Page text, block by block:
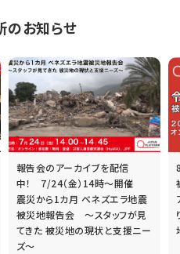
のお知らせ
報告会のアーカイブを配信
中！ 7/24（金）14時～開催
震災から1カ月 ベネズエラ地震
被災地報告会 ～スタッフが見
てきた 被災地の現状と支援ニー
ズ～